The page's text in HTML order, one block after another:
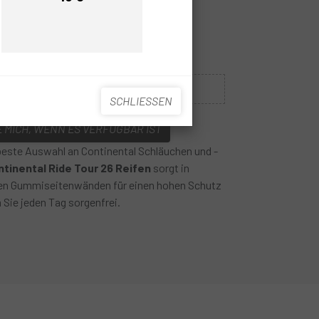
MICH, WENN ES VERFÜGBAR IST
Preis
SCHLIESSEN
Auswahl an Continental Schläuchen und -
Ride Tour 26 Reifen sorgt in
Gummiseitenwänden für einen hohen Schutz
Sie jeden Tag sorgenfrei.